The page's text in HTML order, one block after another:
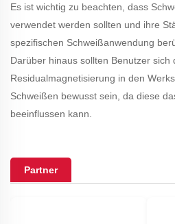
Es ist wichtig zu beachten, dass
verwendet werden sollten und ihre
spezifischen Schweißanwendung
Darüber hinaus sollten Benutzer sich
Residualmagnetisierung in den
Schweißen bewusst sein, da diese
beeinflussen kann.
Partner